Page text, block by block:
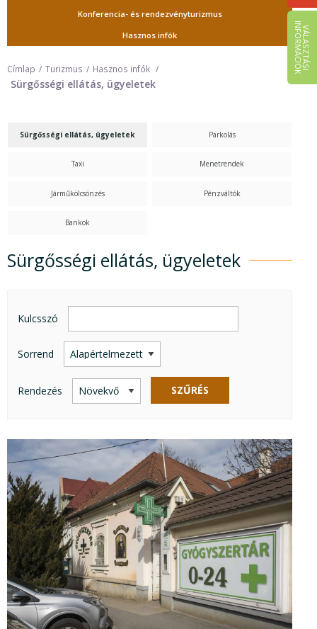
V
Á
L
A
S
Z
T
Á
S
I
IN
F
O
R
M
Á
C
I
Ó
K
Konferencia- és rendezvényturizmus
Hasznos infók
Címlap Turizmus Hasznos infók
Sürgősségi ellátás, ügyeletek
Sürgősségi ellátás, ügyeletek Parkolás
Taxi Menetrendek
Járműkölcsönzés Pénzváltók
Bankok
Sürgősségi ellátás, ügyeletek
Sürgősségi ellátás, ügyeletek
Kulcsszó
Sorrend
Rendezés SZŰRÉS